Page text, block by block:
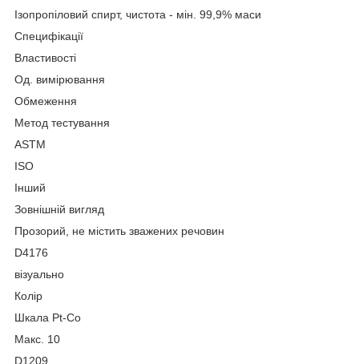
Ізопропіловий спирт, чистота - мін. 99,9% маси
Специфікації
Властивості
Од. вимірювання
Обмеження
Метод тестування
ASTM
ISO
Інший
Зовнішній вигляд
Прозорий, не містить зважених речовин
D4176
візуально
Колір
Шкала Pt-Co
Макс. 10
D1209